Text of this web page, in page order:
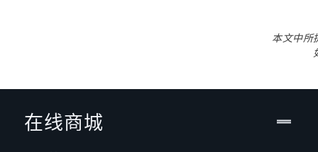
本文中所
在线商城